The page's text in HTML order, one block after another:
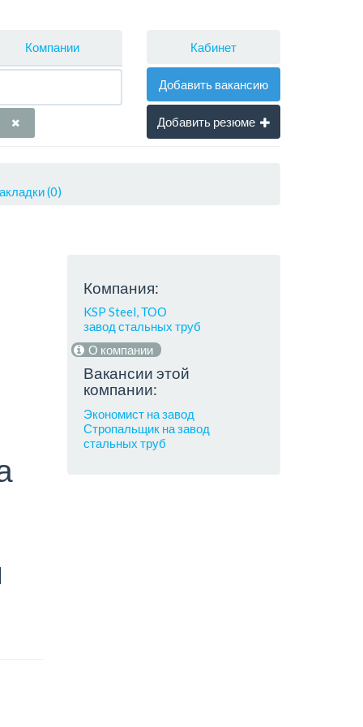
Компании Кабинет
Добавить вакансию
Добавить резюме
(0)
Компания:
KSP Steel, ТОО
завод стальных труб
О компании
Вакансии этой
компании:
Экономист на завод
Стропальщик на завод
стальных труб